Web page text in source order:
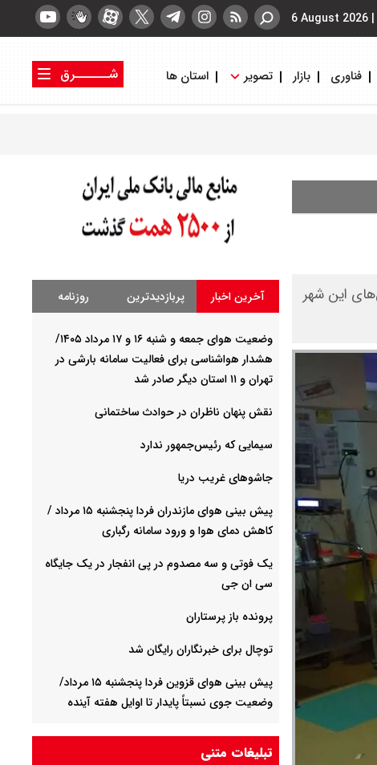
|
6 August 2026
فناوری بازار تصویر استان ها
شــــــرق
این شهر
آخرین اخبار پربازدیدترین روزنامه
وضعیت هوای جمعه و شنبه ۱۶ و ۱۷ مرداد ۱۴۰۵/
هشدار هواشناسی برای فعالیت سامانه بارشی در
تهران و ۱۱ استان دیگر صادر شد
نقش پنهان ناظران در حوادث ساختمانی
سیمایی که رئیس‌جمهور ندارد
جاشوهای غریب دریا
پیش بینی هوای مازندران فردا پنجشنبه ۱۵ مرداد /
کاهش دمای هوا و ورود سامانه رگباری
یک فوتی و سه مصدوم در پی انفجار در یک جایگاه
سی ان جی
پرونده باز پرستاران
توچال برای خبرنگاران رایگان شد
پیش بینی هوای قزوین فردا پنجشنبه ۱۵ مرداد/
وضعیت جوی نسبتاً پایدار تا اوایل هفته آینده
اطلاعیه مهم درباره برگزاری امتحانات نهایی معوق در
۴ استان جنوبی کشور + جدول
تبلیغات متنی